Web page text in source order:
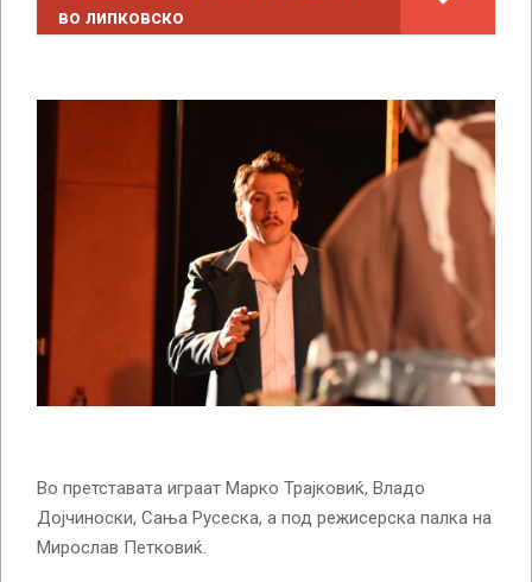
во липковско
Во претставата играат Марко Трајковиќ, Владо
Дојчиноски, Сања Русеска, а под режисерска палка на
Мирослав Петковиќ.